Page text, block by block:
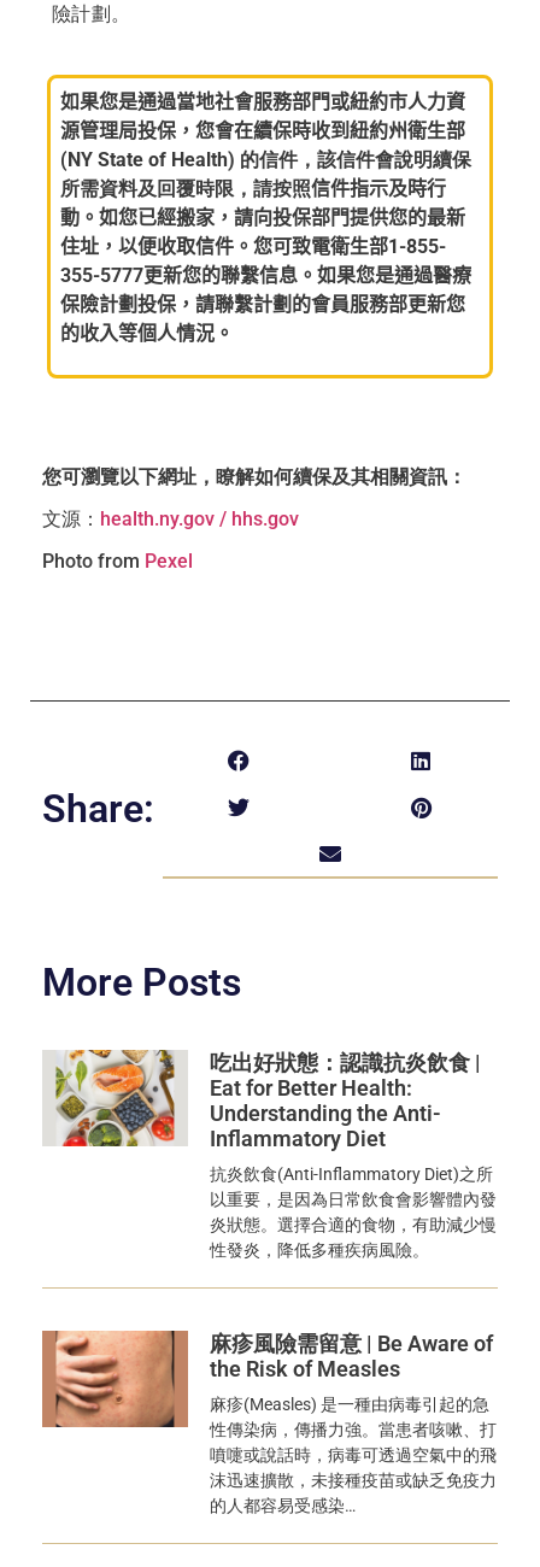
險計劃。
如果您是通過當地社會服務部門或紐約市人力資
源管理局投保，您會在續保時收到紐約州衛生部
(NY State of Health) 的信件，該信件會說明續保
所需資料及回覆時限，請按照信件指示及時行
動。如您已經搬家，請向投保部門提供您的最新
住址，以便收取信件。您可致電衛生部1-855-
355-5777更新您的聯繫信息。如果您是通過醫療
保險計劃投保，請聯繫計劃的會員服務部更新您
的收入等個人情況。
您可瀏覽以下網址，瞭解如何續保及其相關資訊 ：
文源： health.ny.gov / hhs.gov
Photo from Pexel
Share:
More Posts
吃出好狀態：認識抗炎飲食 |
Eat for Better Health:
Understanding the Anti-
Inflammatory Diet
抗炎飲食(Anti-Inflammatory Diet)之所
以重要，是因為日常飲食會影響體內發
炎狀態。選擇合適的食物，有助減少慢
性發炎，降低多種疾病風險。
麻疹風險需留意 | Be Aware of
the Risk of Measles
麻疹(Measles) 是一種由病毒引起的急
性傳染病，傳播力強。當患者咳嗽、打
噴嚏或說話時，病毒可透過空氣中的飛
沫迅速擴散，未接種疫苗或缺乏免疫力
的人都容易受感染…